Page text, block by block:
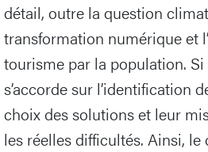
détail, outre la question
transformation numérique et
tourisme par la population.
s’accorde sur l’identification
choix des solutions et leur
les réelles difficultés. Ainsi,